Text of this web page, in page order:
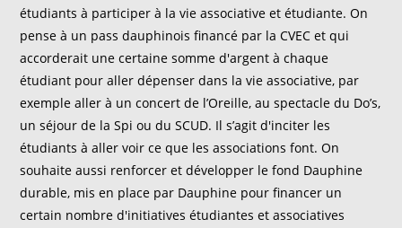
étudiants à participer à la vie associative et étudiante. On
pense à un pass dauphinois financé par la CVEC et qui
accorderait une certaine somme d'argent à chaque
étudiant pour aller dépenser dans la vie associative, par
exemple aller à un concert de l’Oreille, au spectacle du Do’s,
un séjour de la Spi ou du SCUD. Il s’agit d'inciter les
étudiants à aller voir ce que les associations font. On
souhaite aussi renforcer et développer le fond Dauphine
durable, mis en place par Dauphine pour financer un
certain nombre d'initiatives étudiantes et associatives